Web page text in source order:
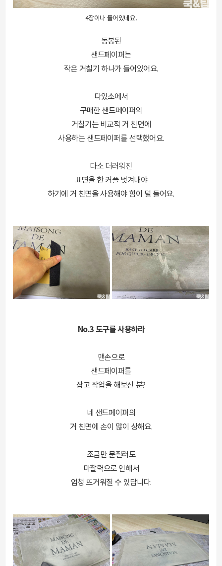
4장이나 들어있네요.
동봉된
샌드페이퍼는
작은 거칠기 하나가 들어있어요.
다있소에서
구매한 샌드페이퍼의
거칠기는 비교적 거 친면에
사용하는 샌드페이퍼를 선택했어요.
다소 더러워진
표면을 한 커플 벗겨내야
하기에 거 친면을 사용해야 힘이 덜 들어요.
No.3 도구를 사용하라
맨손으로
샌드페이퍼를
잡고 작업을 해보신 분?
네 샌드페이퍼의
거 친면에 손이 많이 상해요.
조금만 문질러도
마찰력으로 인해서
엄청 뜨거워질 수 있답니다.